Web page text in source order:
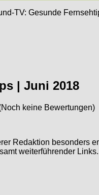
TV: Gesunde
| Juni 2018
keine Bewertungen)
Redaktion besonders
weiterführender Links.